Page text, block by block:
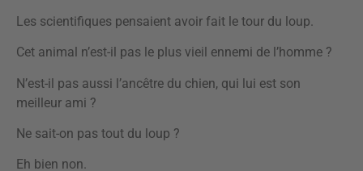
Les scientifiques pensaient avoir fait le tour du loup.
Cet animal n’est-il pas le plus vieil ennemi de l’homme ?
N’est-il pas aussi l’ancêtre du chien, qui lui est son
meilleur ami ?
Ne sait-on pas tout du loup ?
Eh bien non.